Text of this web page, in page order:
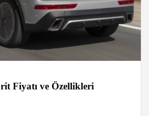
Fiyatı ve Özellikleri